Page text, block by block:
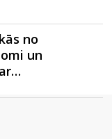
no
un